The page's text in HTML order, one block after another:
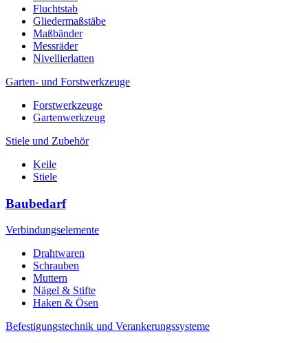
Fluchtstab
Gliedermaßstäbe
Maßbänder
Messräder
Nivellierlatten
Garten- und Forstwerkzeuge
Forstwerkzeuge
Gartenwerkzeug
Stiele und Zubehör
Keile
Stiele
Baubedarf
Verbindungselemente
Drahtwaren
Schrauben
Muttern
Nägel & Stifte
Haken & Ösen
Befestigungstechnik und Verankerungssysteme